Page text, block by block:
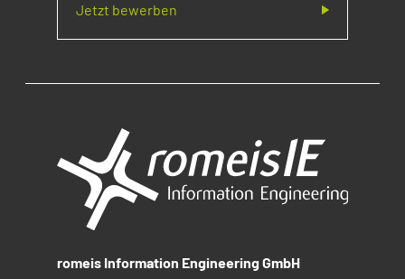
Jetzt bewerben
romeis Information Engineering GmbH